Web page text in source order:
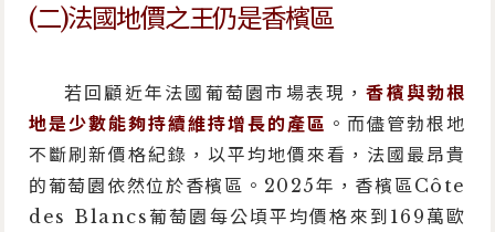
(二)法國地價之王仍是香檳區
若回顧近年法國葡萄園市場表現，香檳與勃根
地是少數能夠持續維持增長的產區 。而儘管勃根地
不斷刷新價格紀錄，以平均地價來看，法國最昂貴
的葡萄園依然位於香檳區。2025年，香檳區Côte
des Blancs葡萄園每公頃平均價格來到169萬歐